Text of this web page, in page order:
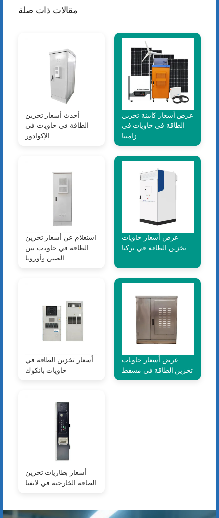
مقالات ذات صلة
أحدث أسعار تخزين
الطاقة في حاويات في
الإكوادور
عرض أسعار كابينة تخزين
الطاقة في حاويات في
زامبيا
استعلام عن أسعار تخزين
الطاقة في حاويات بين
الصين وأوروبا
عرض أسعار حاويات
تخزين الطاقة في تركيا
أسعار تخزين الطاقة في
حاويات بانكوك
عرض أسعار حاويات
تخزين الطاقة في مسقط
أسعار بطاريات تخزين
الطاقة الخارجية في لاتفيا